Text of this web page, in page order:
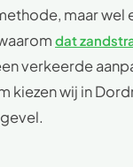
maar wel
dat
verkeerde
kiezen wij in